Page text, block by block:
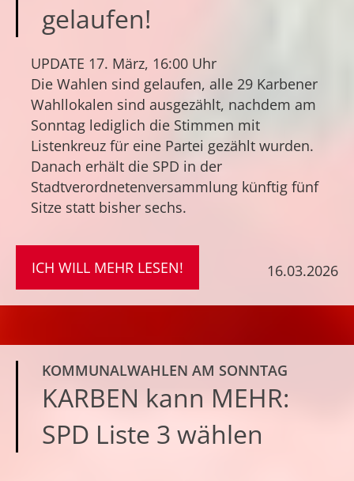
gelaufen!
UPDATE 17. März, 16:00 Uhr
Die Wahlen sind gelaufen, alle 29 Karbener
Wahllokalen sind ausgezählt, nachdem am
Sonntag lediglich die Stimmen mit
Listenkreuz für eine Partei gezählt wurden.
Danach erhält die SPD in der
Stadtverordnetenversammlung künftig fünf
Sitze statt bisher sechs.
16.03.2026
ICH WILL MEHR LESEN!
KOMMUNALWAHLEN AM SONNTAG
KARBEN kann MEHR:
SPD Liste 3 wählen